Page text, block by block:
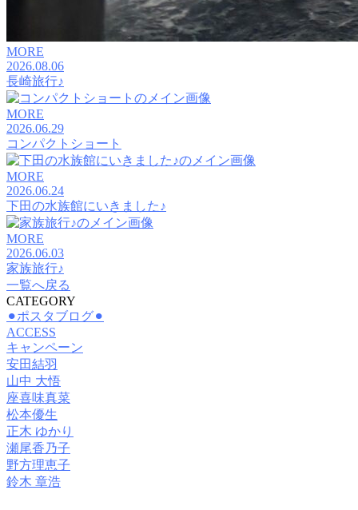
MORE
2026.08.06
長崎旅行♪
MORE
2026.06.29
コンパクトショート
MORE
2026.06.24
下田の水族館にいきました♪
MORE
2026.06.03
家族旅行♪
一覧へ戻る
CATEGORY
⚫︎ポスタブログ⚫︎
ACCESS
キャンペーン
安田結羽
山中 大悟
座喜味真菜
松本優生
正木 ゆかり
瀬尾香乃子
野方理恵子
鈴木 章浩